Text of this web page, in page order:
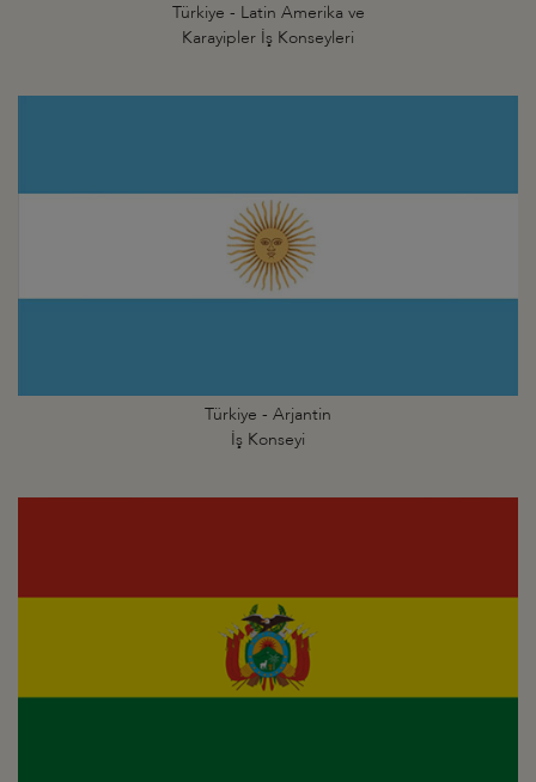
Türkiye - Latin Amerika ve
Karayipler İş Konseyleri
Türkiye - Arjantin
İş Konseyi